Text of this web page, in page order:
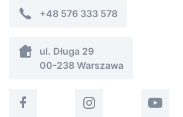
+48 576 333 578
ul. Długa 29
00-238 Warszawa